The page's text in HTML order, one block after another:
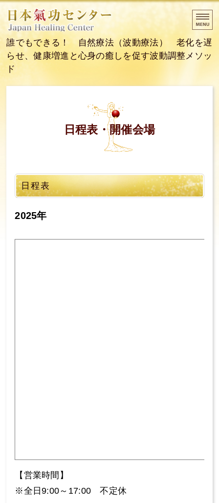
山梨県甲府市 気
誰でもできる！ 自然療法（波動療法） 老化を遅
らせ、健康増進と心身の癒しを促す波動調整メソッ
ド
ご予約・お問い合わせ
日程表・開催会場
日程表
2025年
【営業時間】
※全日9:00～17:00 不定休